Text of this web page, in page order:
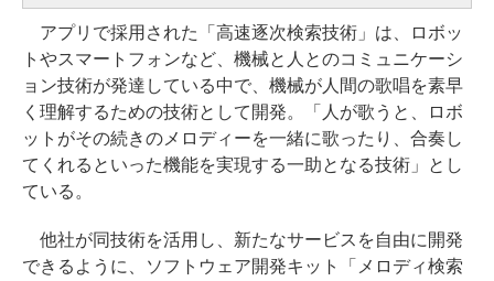
アプリで採用された「高速逐次検索技術」は、ロボッ
トやスマートフォンなど、機械と人とのコミュニケーシ
ョン技術が発達している中で、機械が人間の歌唱を素早
く理解するための技術として開発。「人が歌うと、ロボ
ットがその続きのメロディーを一緒に歌ったり、合奏し
てくれるといった機能を実現する一助となる技術」とし
ている。
他社が同技術を活用し、新たなサービスを自由に開発
できるように、ソフトウェア開発キット「メロディ検索